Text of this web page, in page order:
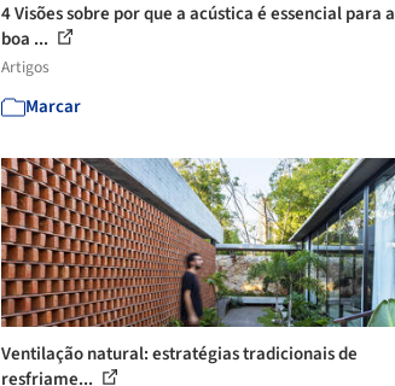
4 Visões sobre por que a acústica é essencial para a
boa ...
Artigos
Marcar
Ventilação natural: estratégias tradicionais de
resfriame...